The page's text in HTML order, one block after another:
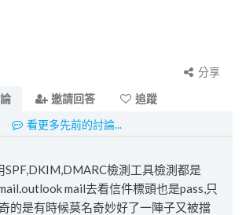
分享
邀請回答
追蹤
看更多先前的討論...
SPF,DKIM,DMARC檢測工具檢測都是
mail去看信件標頭也是pass,只
的是有時候莫名奇妙好了一陣子又被擋